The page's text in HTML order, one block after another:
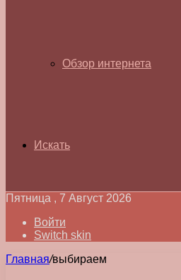
Обзор интернета
Искать
Пятница , 7 Август 2026
Войти
Switch skin
Главная/выбираем